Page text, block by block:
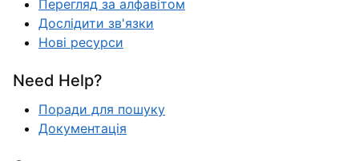
Перегляд за алфавітом
Дослідити зв'язки
Нові ресурси
Need Help?
Поради для пошуку
Документація